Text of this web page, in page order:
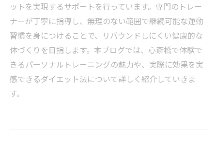
ットを実現するサポートを行っています。専門のトレー
ナーが丁寧に指導し、無理のない範囲で継続可能な運動
習慣を身につけることで、リバウンドしにくい健康的な
体づくりを目指します。本ブログでは、心斎橋で体験で
きるパーソナルトレーニングの魅力や、実際に効果を実
感できるダイエット法について詳しく紹介していきま
す。